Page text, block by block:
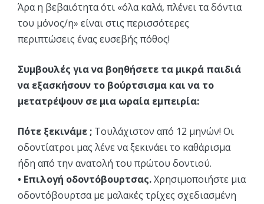
Άρα η βεβαιότητα ότι «όλα καλά, πλένει τα δόντια
του μόνος/η» είναι στις περισσότερες
περιπτώσεις ένας ευσεβής πόθος!
Συμβουλές για να βοηθήσετε τα μικρά παιδιά
να εξασκήσουν το βούρτσισμα και να το
μετατρέψουν σε μια ωραία εμπειρία:
Πότε ξεκινάμε ; Τουλάχιστον από 12 μηνών! Οι
οδοντίατροι μας λένε να ξεκινάει το καθάρισμα
ήδη από την ανατολή του πρώτου δοντιού.
• Επιλογή οδοντόβουρτσας.Χρησιμοποιήστε μια
οδοντόβουρτσα με μαλακές τρίχες σχεδιασμένη